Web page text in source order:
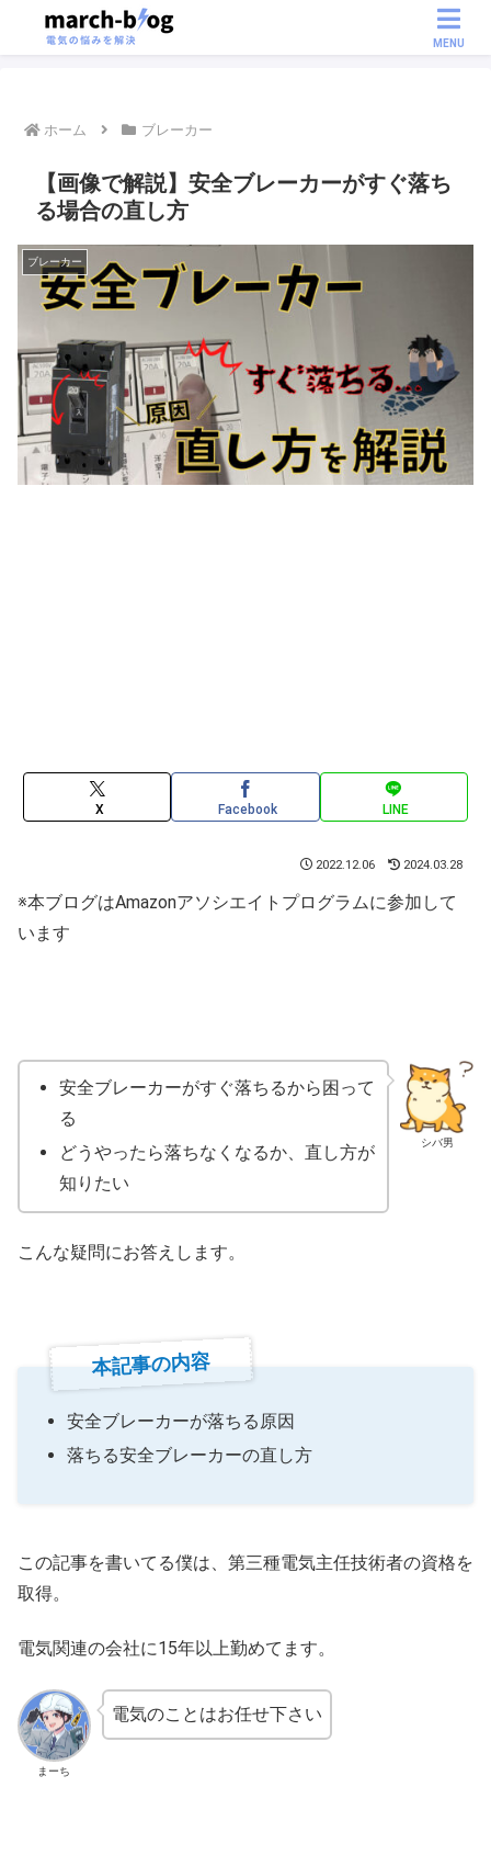
MENU
ホーム ブレーカー
【画像で解説】安全ブレーカーがすぐ落ち
る場合の直し方
ブレーカー
X Facebook LINE
2022.12.06 2024.03.28
※本ブログはAmazonアソシエイトプログラムに参加して
います
シバ男
安全ブレーカーがすぐ落ちるから困って
る
どうやったら落ちなくなるか、直し方が
知りたい
こんな疑問にお答えします。
本記事の内容
安全ブレーカーが落ちる原因
落ちる安全ブレーカーの直し方
この記事を書いてる僕は、第三種電気主任技術者の資格を
取得。
電気関連の会社に15年以上勤めてます。
まーち
電気のことはお任せ下さい